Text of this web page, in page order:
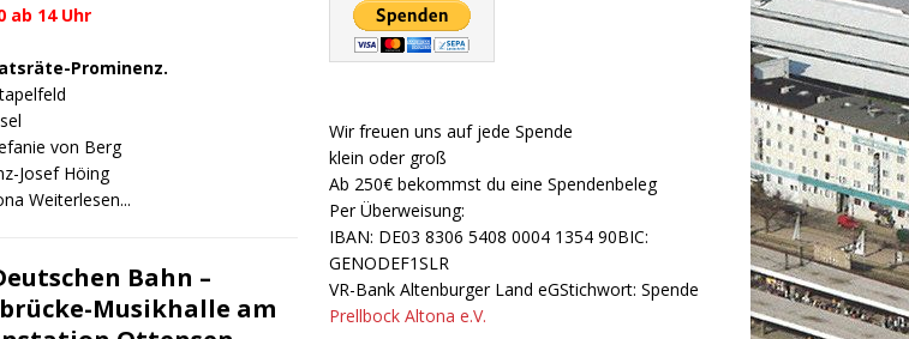
ab 14 Uhr
Prominenz.
von Berg
Josef Höing
Weiterlesen...
Bahn –
Musikhalle am
Wir freuen uns auf jede Spende
klein oder groß
Ab 250€ bekommst du eine Spendenbeleg
Per Überweisung:
IBAN: DE03 8306 5408 0004 1354 90BIC:
GENODEF1SLR
VR-Bank Altenburger Land eGStichwort: Spende
Prellbock Altona e.V.